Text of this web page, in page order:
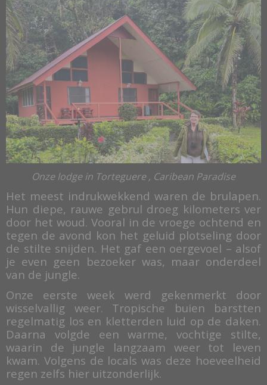
Onze lodge in Torteguere , Caribean Paradise
Het meest indrukwekkend waren de brulapen.
Hun diepe, rauwe gebrul droeg kilometers ver
door het woud. Vooral in de vroege ochtend en
tegen de avond kon het geluid plotseling door
de stilte snijden. Het gaf een oergevoel – alsof
je even geen bezoeker was, maar onderdeel
van de jungle.
Onze eerste week werd gekenmerkt door
wisselvallig weer. Tropische buien barstten
regelmatig los en kletterden luid op de daken.
Daarna volgde een warme, vochtige stilte,
waarin de jungle langzaam weer tot leven
kwam. Volgens de locals was deze hoeveelheid
regen zelfs hier uitzonderlijk.